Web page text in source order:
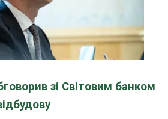
зі Світовим банком